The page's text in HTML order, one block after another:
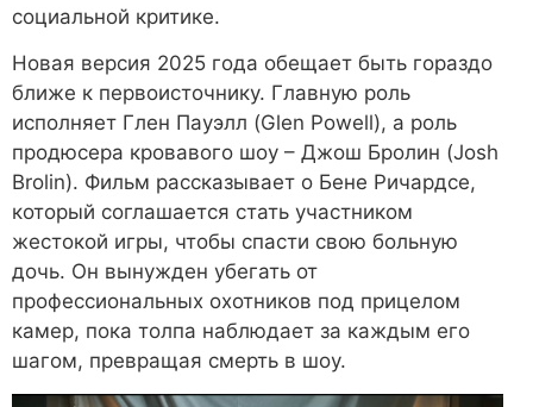
социальной критике.
Новая версия 2025 года обещает быть гораздо
ближе к первоисточнику. Главную роль
исполняет Глен Пауэлл (Glen Powell), а роль
продюсера кровавого шоу – Джош Бролин (Josh
Brolin). Фильм рассказывает о Бене Ричардсе,
который соглашается стать участником
жестокой игры, чтобы спасти свою больную
дочь. Он вынужден убегать от
профессиональных охотников под прицелом
камер, пока толпа наблюдает за каждым его
шагом, превращая смерть в шоу.